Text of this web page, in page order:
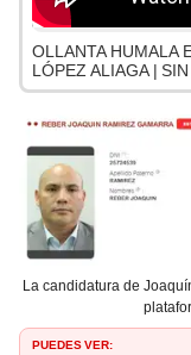
OLLANTA HUMALA
LÓPEZ ALIAGA |
La candidatura de
PUEDES VER: